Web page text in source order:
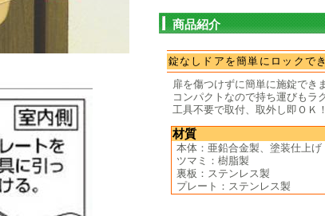
商品紹介
錠なしドアを簡単にロックで
扉を傷つけずに簡単に施錠でき
コンパクトなので持ち運びもラ
工具不要で取付、取外し即ＯＫ！
材質
本体：亜鉛合金製、塗装仕上げ
ツマミ：樹脂製
裏板：ステンレス製
プレート：ステンレス製